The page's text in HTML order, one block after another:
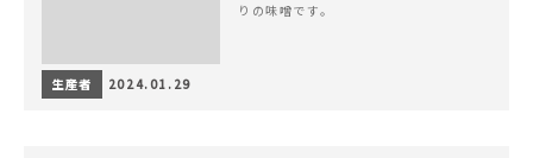
りの味噌です。
生産者 2024.01.29